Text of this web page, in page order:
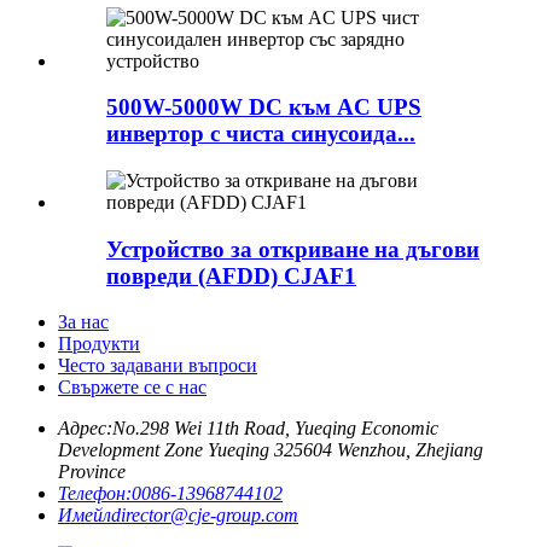
500W-5000W DC към AC UPS
инвертор с чиста синусоида...
Устройство за откриване на дъгови
повреди (AFDD) CJAF1
За нас
Продукти
Често задавани въпроси
Свържете се с нас
Адрес:No.298 Wei 11th Road, Yueqing Economic
Development Zone Yueqing 325604 Wenzhou, Zhejiang
Province
Телефон:0086-13968744102
Имейлdirector@cje-group.com